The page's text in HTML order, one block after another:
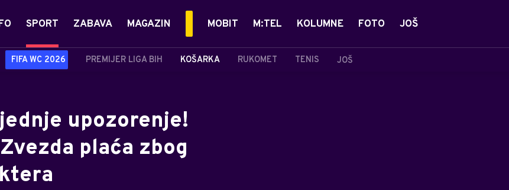
SPORT
FIFA WC 2026 PREMIJER LIGA BIH KOŠARKA RUKOMET TENIS JOŠ
ZABAVA MAGAZIN MOBIT M:TEL KOLUMNE FOTO JOŠ
upozorenje!
plaća zbog